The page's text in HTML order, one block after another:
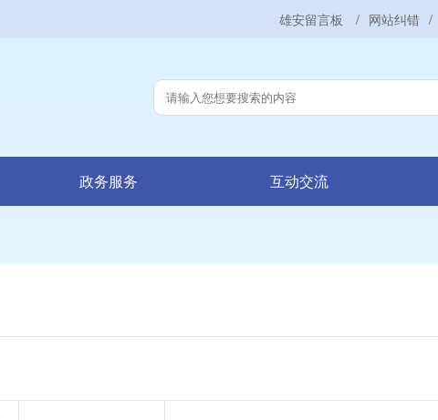
雄安留言板 / 网站纠错 /
政务服务 互动交流